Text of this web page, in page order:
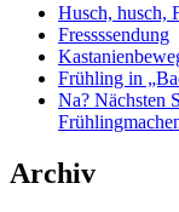
Husch, husch,
Fressssendung
Frühling in
Na? Nächsten
Archiv